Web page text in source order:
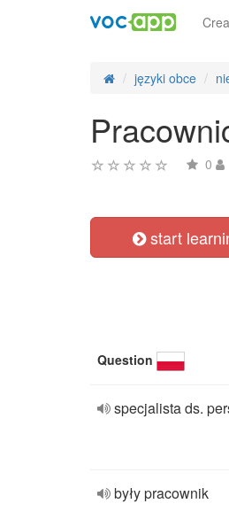
języki obce
0
start
Question
specjalista ds.
były pracownik